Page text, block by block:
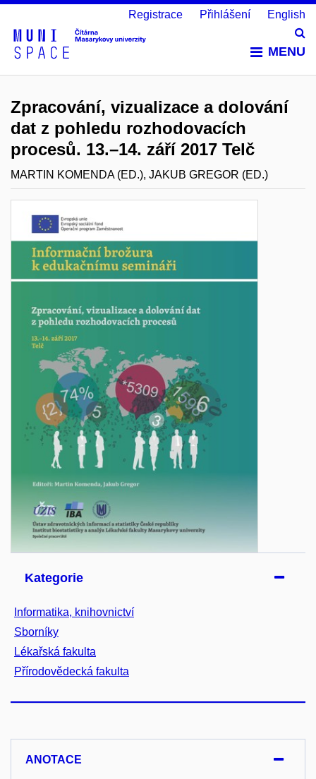
MENU
Registrace Přihlášení English
Zpracování, vizualizace a dolování
dat z pohledu rozhodovacích
procesů. 13.–14. září 2017 Telč
MARTIN KOMENDA (ED.), JAKUB GREGOR (ED.)
Kategorie
Informatika, knihovnictví
Sborníky
Lékařská fakulta
Přírodovědecká fakulta
ANOTACE